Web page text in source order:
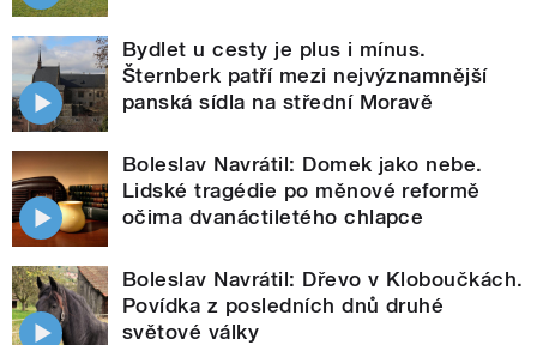
Bydlet u cesty je plus i mínus.
Šternberk patří mezi nejvýznamnější
panská sídla na střední Moravě
Boleslav Navrátil: Domek jako nebe.
Lidské tragédie po měnové reformě
očima dvanáctiletého chlapce
Boleslav Navrátil: Dřevo v Kloboučkách.
Povídka z posledních dnů druhé
světové války